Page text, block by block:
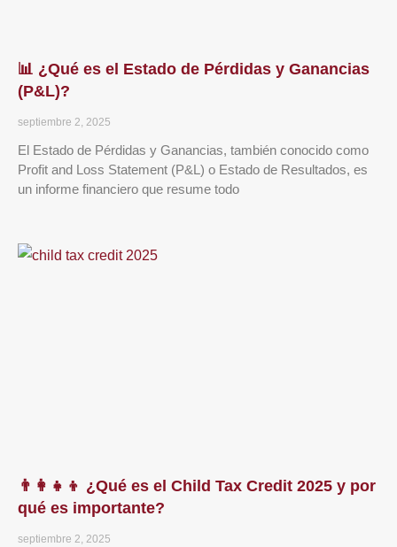
📊 ¿Qué es el Estado de Pérdidas y Ganancias
(P&L)?
septiembre 2, 2025
El Estado de Pérdidas y Ganancias, también conocido como
Profit and Loss Statement (P&L) o Estado de Resultados, es
un informe financiero que resume todo
👨‍👩‍👧‍👦 ¿Qué es el Child Tax Credit 2025 y por
qué es importante?
septiembre 2, 2025